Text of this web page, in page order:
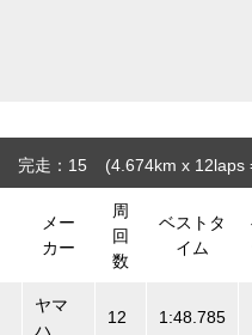
完走：15 (4.674km x 12laps
メー
カー
周
回
数
ベストタ
イム
ヤマ
ハ
12 1:48.785